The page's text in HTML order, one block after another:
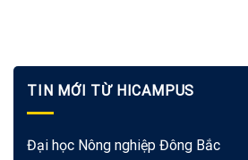
TIN MỚI TỪ HICAMPUS
Đại học Nông nghiệp Đông Bắc